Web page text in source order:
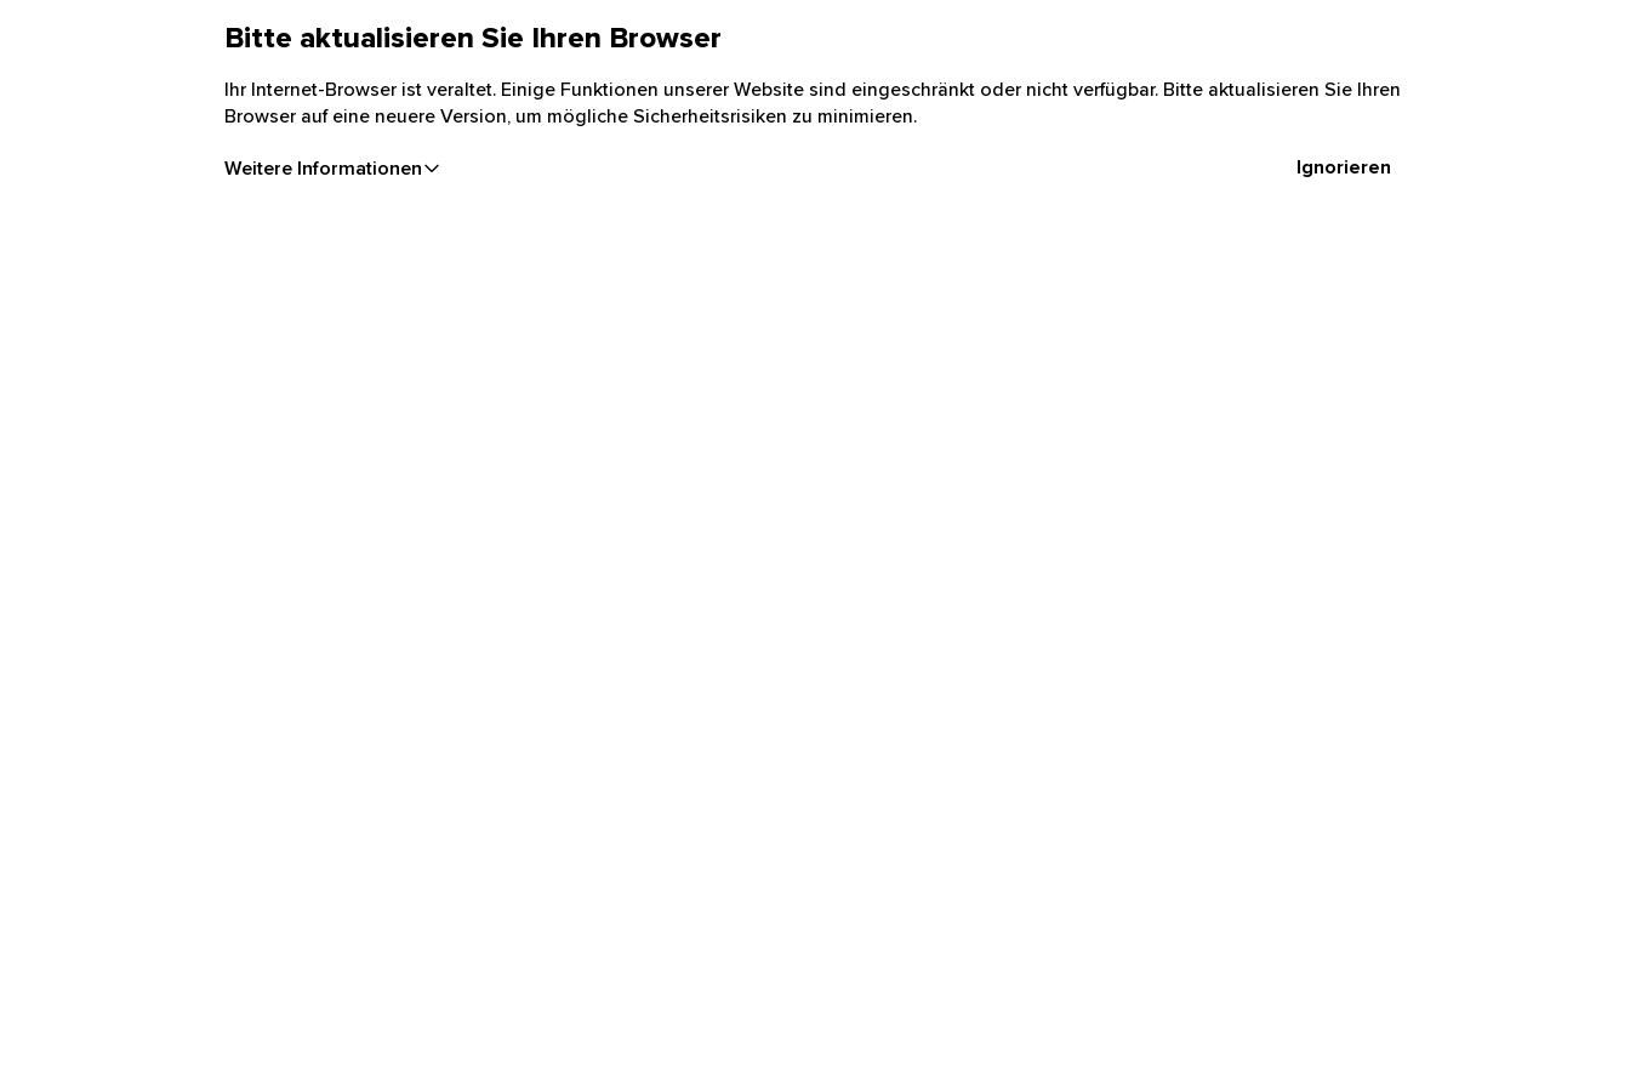
Bitte aktualisieren Sie Ihren Browser
Ihr Internet-Browser ist veraltet. Einige Funktionen unserer Website sind eingeschränkt oder nicht verfügbar. Bitte aktualisieren Sie Ihren
Browser auf eine neuere Version, um mögliche Sicherheitsrisiken zu minimieren.
Weitere Informationen Ignorieren